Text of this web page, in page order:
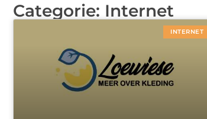
Categorie: Internet
INTERNET